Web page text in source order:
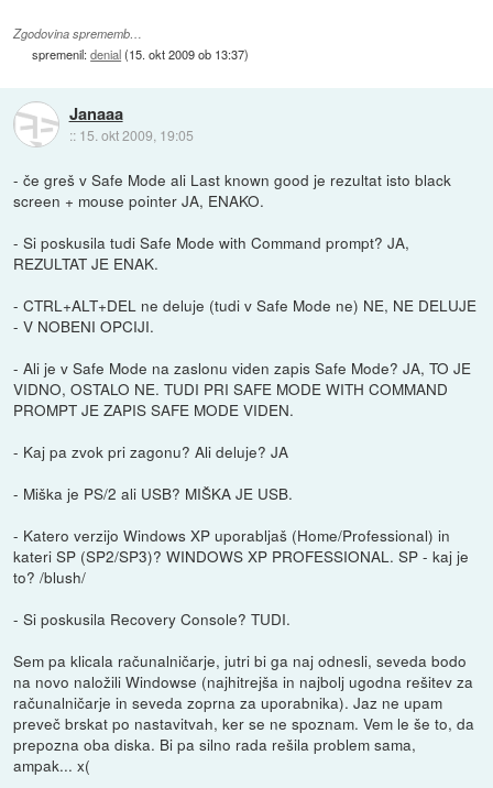
Zgodovina sprememb…
spremenil:denial(15. okt 2009 ob 13:37)
Janaaa
:: 15. okt 2009, 19:05
- če greš v Safe Mode ali Last known good je rezultat isto black
screen + mouse pointer JA, ENAKO.
- Si poskusila tudi Safe Mode with Command prompt? JA,
REZULTAT JE ENAK.
- CTRL+ALT+DEL ne deluje (tudi v Safe Mode ne) NE, NE DELUJE
- V NOBENI OPCIJI.
- Ali je v Safe Mode na zaslonu viden zapis Safe Mode? JA, TO JE
VIDNO, OSTALO NE. TUDI PRI SAFE MODE WITH COMMAND
PROMPT JE ZAPIS SAFE MODE VIDEN.
- Kaj pa zvok pri zagonu? Ali deluje? JA
- Miška je PS/2 ali USB? MIŠKA JE USB.
- Katero verzijo Windows XP uporabljaš (Home/Professional) in
kateri SP (SP2/SP3)? WINDOWS XP PROFESSIONAL. SP - kaj je
to? /blush/
- Si poskusila Recovery Console? TUDI.
Sem pa klicala računalničarje, jutri bi ga naj odnesli, seveda bodo
na novo naložili Windowse (najhitrejša in najbolj ugodna rešitev za
računalničarje in seveda zoprna za uporabnika). Jaz ne upam
preveč brskat po nastavitvah, ker se ne spoznam. Vem le še to, da
prepozna oba diska. Bi pa silno rada rešila problem sama,
ampak... x(